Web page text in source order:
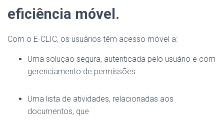
eficiência móvel.
Com o E-CLIC, os usuários têm acesso móvel a:
Uma solução segura, autenticada pelo usuário e com
gerenciamento de permissões.
Uma lista de atividades, relacionadas aos
documentos, que